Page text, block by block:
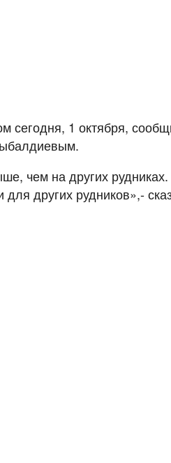
сегодня, 1 октября,
чем на других
для других рудников»,-